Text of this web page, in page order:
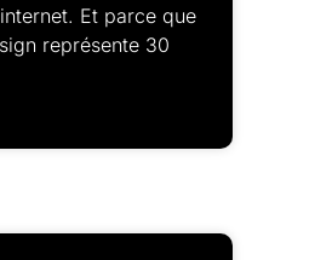
Et parce que
représente 30